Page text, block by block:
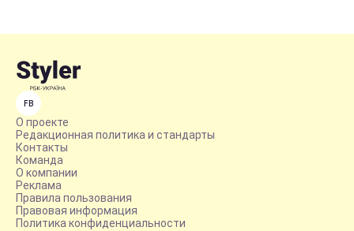
FB
О проекте
Редакционная политика и стандарты
Контакты
Команда
О компании
Реклама
Правила пользования
Правовая информация
Политика конфиденциальности